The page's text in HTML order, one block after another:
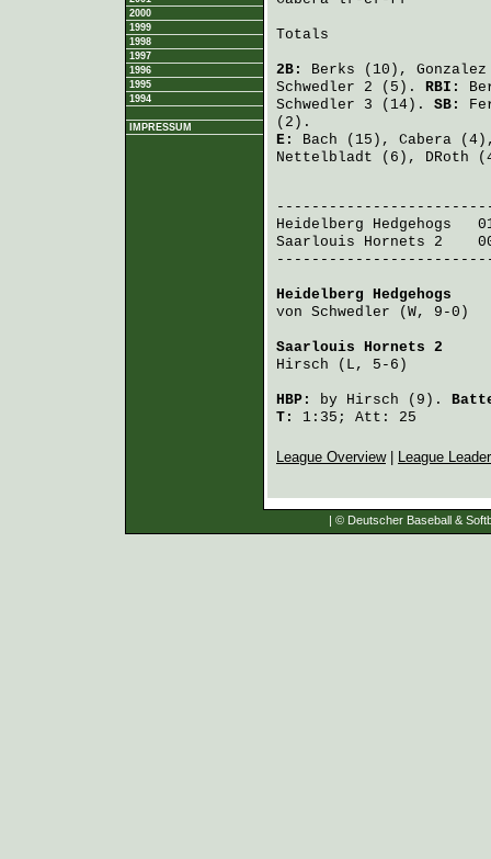
2000
1999
1998
1997
1996
1995
1994
IMPRESSUM
Totals
2B: Berks (10), Gonzalez
Schwedler 2 (5). RBI:
Schwedler 3 (14). SB:
(2).
E: Bach (15), Cabera
Nettelbladt (6), DRoth
Heidelberg Hedgehogs
Saarlouis Hornets 2
Heidelberg Hedgehogs
von Schwedler (W, 9-0)
Saarlouis Hornets 2
Hirsch (L, 5-6)
HBP: by Hirsch (9).
T:
1:35; Att: 25
League Overview| League
| © Deutscher Baseball &